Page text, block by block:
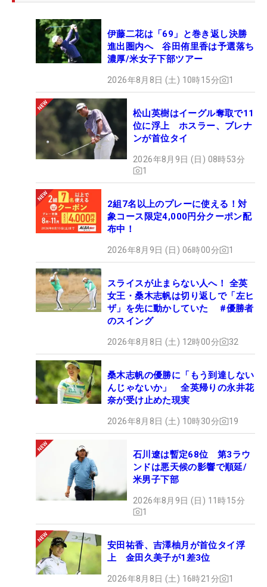
伊藤二花は「69」と巻き返し決勝
進出圏内へ 谷田侑里香は予選落ち
濃厚/米女子下部ツアー
2026年8月8日 (土) 10時15分 1
松山英樹はイーグル奪取で11
位に浮上 ホスラー、ブレナ
ンが首位タイ
2026年8月9日 (日) 08時53分
1
2組7名以上のプレーに使える！対
象コース限定4,000円分クーポン配
布中！
2026年8月9日 (日) 06時00分 1
スライスが止まらない人へ！ 全英
女王・桑木志帆は切り返しで「左ヒ
ザ」を先に動かしていた #優勝者
のスイング
2026年8月8日 (土) 12時00分 32
桑木志帆の優勝に「もう到達しない
んじゃないか」 全英帰りの永井花
奈が受け止めた現実
2026年8月8日 (土) 10時30分 19
石川遼は暫定68位 第3ラウ
ンドは悪天候の影響で順延/
米男子下部
2026年8月9日 (日) 11時15分
1
安田祐香、吉澤柚月が首位タイ浮
上 金田久美子が1差3位
2026年8月8日 (土) 16時21分 1